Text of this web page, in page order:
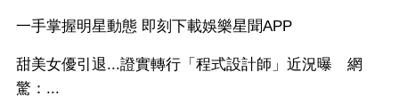
一手掌握明星動態 即刻下載娛樂星聞APP
甜美女優引退...證實轉行「程式設計師」近況曝 網
驚：...